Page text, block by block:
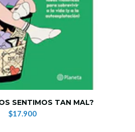
SENTIMOS TAN MAL?
$17.900